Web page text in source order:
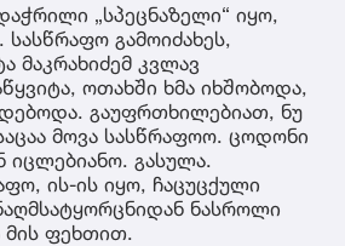
„სპეცნაზელი“ იყო,
გამოიძახეს,
მაკრახიძემ კვლავ
ოთახში ხმა იხშობოდა,
გაუფრთხილებიათ, ნუ
მოვა სასწრაფოო. ცოდონი
იცლებიანო. გასულა.
ის-ის იყო, ჩაცუცქული
ნასროლი
მის ფეხთით.